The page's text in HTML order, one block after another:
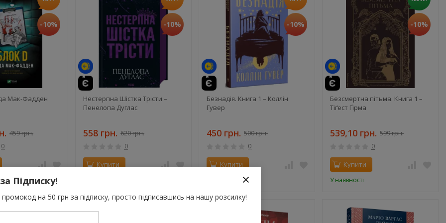
-10%
Мак-Фадден
459 грн.
0
-10%
Нестерпна Шістка Трісти –
Пенелопа Дуглас
558 грн. 620 грн.
0
Купити
-10%
Безнадія. Книга 1 – Коллін
Гувер
450 грн. 500 грн.
0
Купити
-10%
Безсмертна пітьма. Книга 1 –
Тіґест Ґірма
539,10 грн. 599 грн.
0
Купити
У наявності
Підписку!
на 50 грн за підписку, просто підписавшись на нашу розсилку!